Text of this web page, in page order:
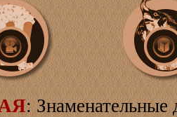
: Знаменательные